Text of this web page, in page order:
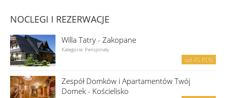
NOCLEGI I REZERWACJE
Willa Tatry - Zakopane
Kategoria: Pensjonaty
od 45 PLN
Zespół Domków i Apartamentów Twój
Domek - Kościelisko